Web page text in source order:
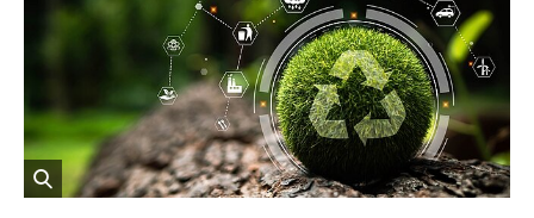
r
i
g
h
t
I
o
r